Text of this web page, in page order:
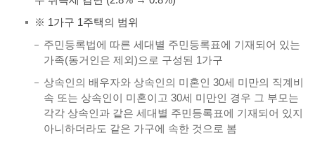
※ 1가구 1주택의 범위
주민등록법에 따른 세대별 주민등록표에 기재되어 있는
가족(동거인은 제외)으로 구성된 1가구
상속인의 배우자와 상속인의 미혼인 30세 미만의 직계비
속 또는 상속인이 미혼이고 30세 미만인 경우 그 부모는
각각 상속인과 같은 세대별 주민등록표에 기재되어 있지
아니하더라도 같은 가구에 속한 것으로 봄